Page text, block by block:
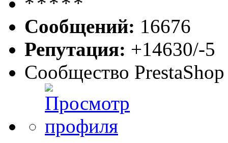
Сообщений: 16676
Репутация: +14630/-5
Сообщество PrestaShop